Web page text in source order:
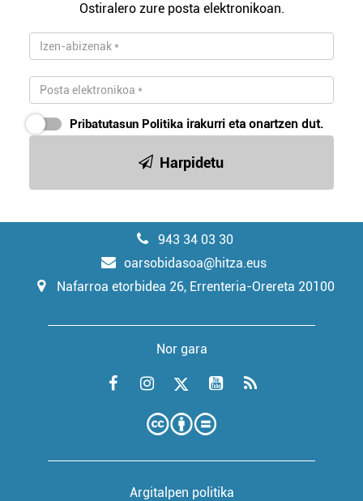
Ostiralero zure posta elektronikoan.
Pribatutasun Politika irakurri eta onartzen dut.
Harpidetu
943 34 03 30
oarsobidasoa@hitza.eus
Nafarroa etorbidea 26, Errenteria-Orereta 20100
Nor gara
Argitalpen politika